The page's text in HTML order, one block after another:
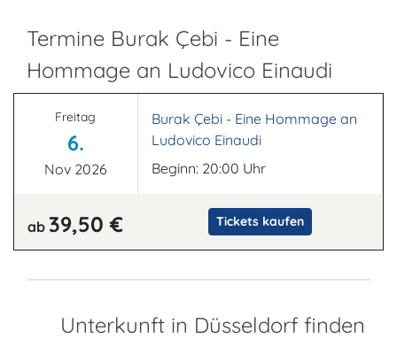
Termine Burak Çebi - Eine
Hommage an Ludovico Einaudi
Freitag
6.
Nov 2026
Burak Çebi - Eine Hommage an
Ludovico Einaudi
Beginn: 20:00 Uhr
ab 39,50 € Tickets kaufen
Unterkunft in Düsseldorf finden